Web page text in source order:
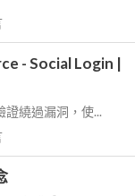
- Social Login |
繞過漏洞，使...